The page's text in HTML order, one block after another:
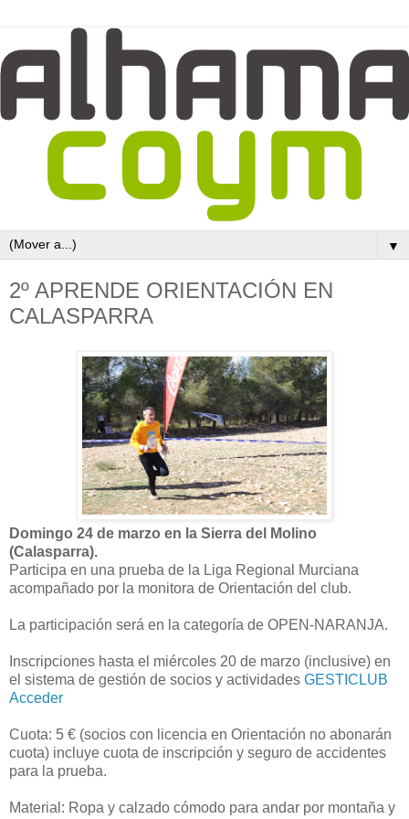
▼
2º APRENDE ORIENTACIÓN EN
CALASPARRA
Domingo 24 de marzo en la Sierra del Molino
(Calasparra).
Participa en una prueba de la Liga Regional Murciana
acompañado por la monitora de Orientación del club.
La participación será en la categoría de OPEN-NARANJA.
Inscripciones hasta el miércoles 20 de marzo (inclusive) en
el sistema de gestión de socios y actividades GESTICLUB
Acceder
Cuota: 5 € (socios con licencia en Orientación no abonarán
cuota) incluye cuota de inscripción y seguro de accidentes
para la prueba.
Material: Ropa y calzado cómodo para andar por montaña y